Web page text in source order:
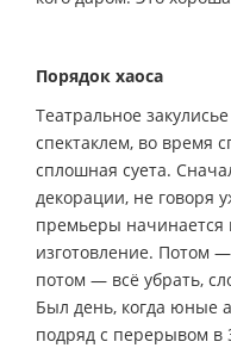
Порядок хаоса
Театральное
спектаклем, во время
сплошная суета.
декорации, не говоря
премьеры начинается
изготовление. Потом
потом — всё убрать,
Был день, когда юные
подряд с перерывом в